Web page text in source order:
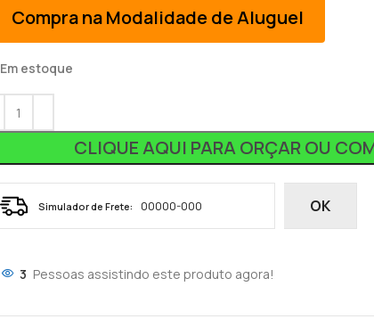
Compra na Modalidade de Aluguel
Em estoque
CLIQUE AQUI PARA ORÇAR OU
Simulador de Frete: OK
3 Pessoas assistindo este produto agora!